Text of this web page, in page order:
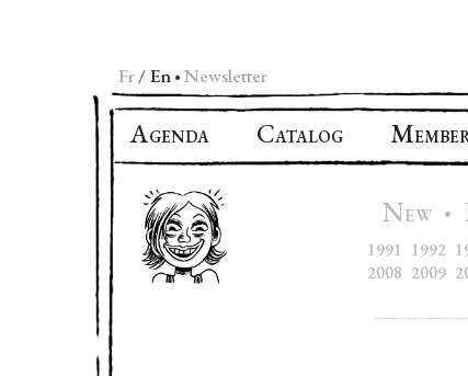
Fr En•Newsletter
AGENDA CATALOG M
NEW •
1991 1992
2008 2009